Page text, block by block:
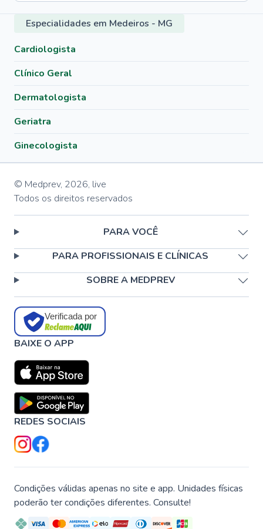
Especialidades em Medeiros - MG
Cardiologista
Clínico Geral
Dermatologista
Geriatra
Ginecologista
© Medprev, 2026, live
Todos os direitos reservados
PARA VOCÊ
PARA PROFISSIONAIS E CLÍNICAS
SOBRE A MEDPREV
Verificada por
BAIXE O APP
REDES SOCIAIS
Condições válidas apenas no site e app. Unidades físicas
poderão ter condições diferentes. Consulte!